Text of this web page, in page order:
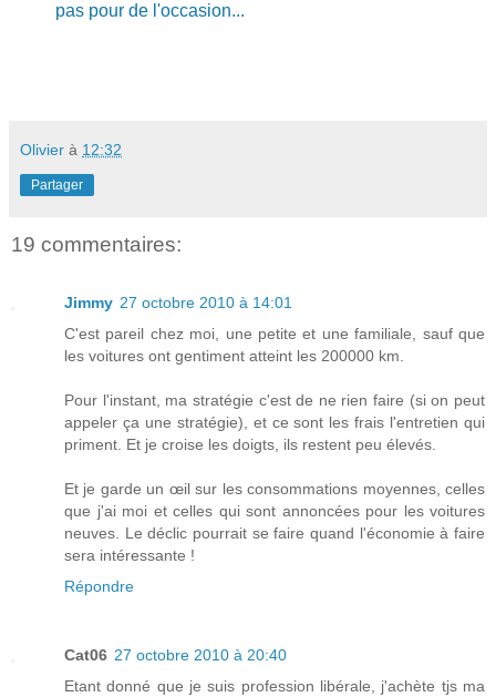
pas pour de l'occasion...
Olivier à 12:32
Partager
19 commentaires:
Jimmy 27 octobre 2010 à 14:01
C'est pareil chez moi, une petite et une familiale, sauf que
les voitures ont gentiment atteint les 200000 km.
Pour l'instant, ma stratégie c'est de ne rien faire (si on peut
appeler ça une stratégie), et ce sont les frais l'entretien qui
priment. Et je croise les doigts, ils restent peu élevés.
Et je garde un œil sur les consommations moyennes, celles
que j'ai moi et celles qui sont annoncées pour les voitures
neuves. Le déclic pourrait se faire quand l'économie à faire
sera intéressante !
Répondre
Cat06 27 octobre 2010 à 20:40
Etant donné que je suis profession libérale, j'achète tjs ma